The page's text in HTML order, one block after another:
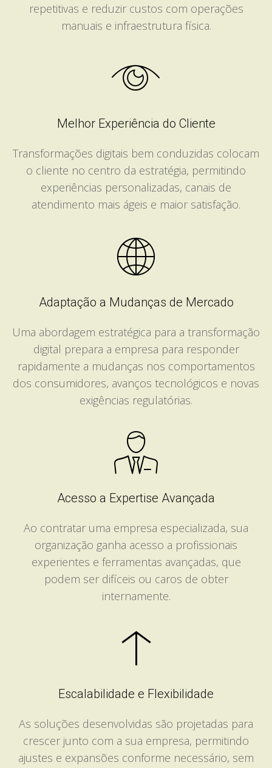
repetitivas e reduzir custos com operações
manuais e infraestrutura física.
Melhor Experiência do Cliente
Transformações digitais bem conduzidas colocam
o cliente no centro da estratégia, permitindo
experiências personalizadas, canais de
atendimento mais ágeis e maior satisfação.
Adaptação a Mudanças de Mercado
Uma abordagem estratégica para a transformação
digital prepara a empresa para responder
rapidamente a mudanças nos comportamentos
dos consumidores, avanços tecnológicos e novas
exigências regulatórias.
Acesso a Expertise Avançada
Ao contratar uma empresa especializada, sua
organização ganha acesso a profissionais
experientes e ferramentas avançadas, que
podem ser difíceis ou caros de obter
internamente.
Escalabilidade e Flexibilidade
As soluções desenvolvidas são projetadas para
crescer junto com a sua empresa, permitindo
ajustes e expansões conforme necessário, sem